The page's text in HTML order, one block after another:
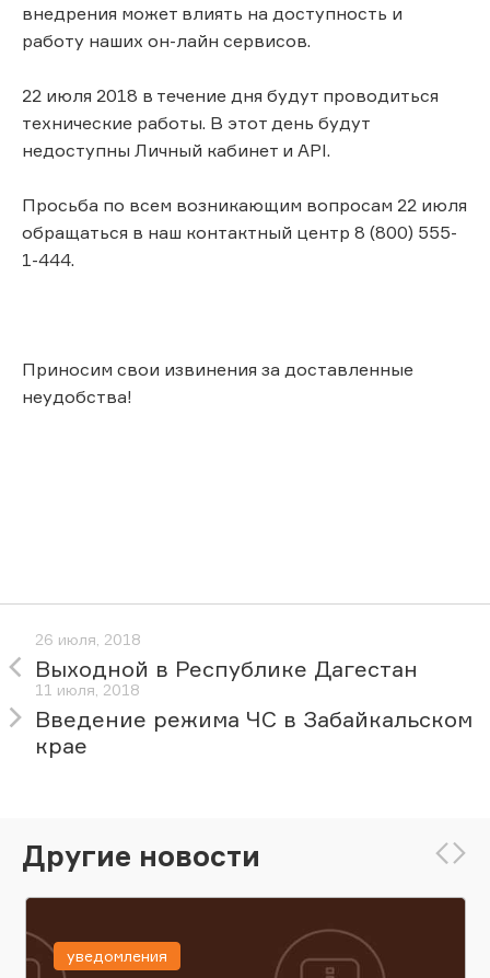
внедрения может влиять на доступность и
работу наших он-лайн сервисов.
22 июля 2018 в течение дня будут проводиться
технические работы. В этот день будут
недоступны Личный кабинет и API.
Просьба по всем возникающим вопросам 22 июля
обращаться в наш контактный центр 8 (800) 555-
1-444.
Приносим свои извинения за доставленные
неудобства!
26 июля, 2018
Выходной в Республике Дагестан
11 июля, 2018
Введение режима ЧС в Забайкальском
крае
Другие новости
уведомления